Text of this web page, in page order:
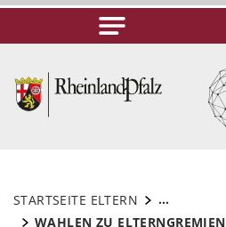
STARTSEITE ELTERN
...
WAHLEN ZU ELTERNGREMIEN